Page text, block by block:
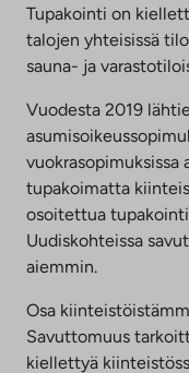
Tupakointi on
talojen yhteisissä
sauna- ja
Vuodesta 2019
vuokrasopimuksissa
tupakoimatta
osoitettua
Uudiskohteissa
aiemmin.
Osa
Savuttomuus
kiellettyä